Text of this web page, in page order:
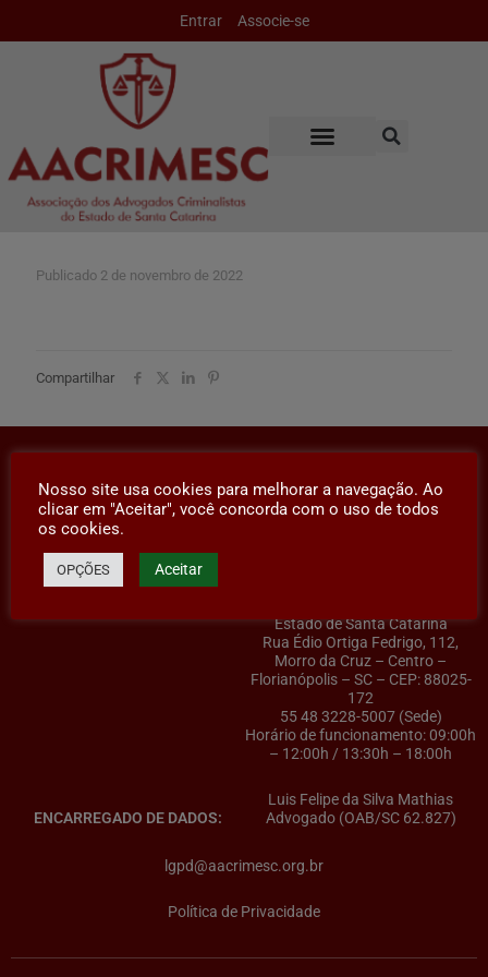
Entrar Associe-se
Publicado 2 de novembro de 2022
Compartilhar
Estado de Santa Catarina
Rua Édio Ortiga Fedrigo, 112,
Morro da Cruz – Centro –
Florianópolis – SC – CEP: 88025-
172
55 48 3228-5007 (Sede)
Horário de funcionamento: 09:00h
– 12:00h / 13:30h – 18:00h
ENCARREGADO DE DADOS:
Luis Felipe da Silva Mathias
Advogado (OAB/SC 62.827)
lgpd@aacrimesc.org.br
Política de Privacidade
Nosso site usa cookies para melhorar a navegação. Ao
clicar em "Aceitar", você concorda com o uso de todos
os cookies.
OPÇÕES Aceitar